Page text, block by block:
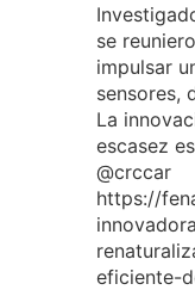
se
impulsar
sensores,
La
escasez
@crccar
https://
eficiente-